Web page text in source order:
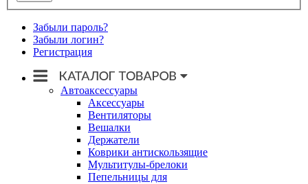
Забыли пароль?
Забыли логин?
Регистрация
Автоаксессуары
Аксессуары
Вентиляторы
Вешалки
Держатели
Коврики антискользящие
Мультитулы-брелоки
Пепельницы для